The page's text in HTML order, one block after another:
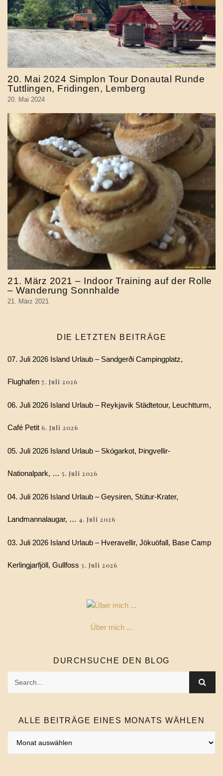
20. Mai 2024 Simplon Tour Donautal Runde
Tuttlingen, Fridingen, Lemberg
20. Mai 2024
21. März 2021 – Indoor Training auf der Rolle
– Wanderung Sonnhalde
21. März 2021
DIE LETZTEN BEITRÄGE
07. Juli 2026 Island Urlaub – Sandgerði Campingplatz,
Flughafen 7. Juli 2026
06. Juli 2026 Island Urlaub – Reykjavik Städtetour, Leuchtturm,
Café Petit 6. Juli 2026
05. Juli 2026 Island Urlaub – Skógarkot, Þingvellir-
Nationalpark, … 5. Juli 2026
04. Juli 2026 Island Urlaub – Geysiren, Stútur-Krater,
Landmannalaugar, … 4. Juli 2026
03. Juli 2026 Island Urlaub – Hveravellir, Jökuöfall, Base Camp
Kerlingjarfjöll, Gullfoss 3. Juli 2026
Über mich ...
DURCHSUCHE DEN BLOG
ALLE BEITRÄGE EINES MONATS WÄHLEN